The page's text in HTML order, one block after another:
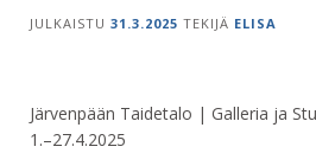
JULKAISTU 31.3.2025 TEKIJÄ ELISA
Järvenpään Taidetalo | Galleria ja
1.–27.4.2025